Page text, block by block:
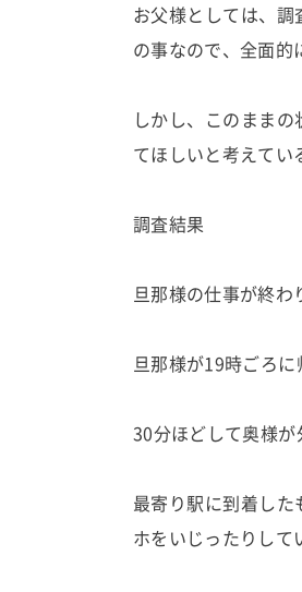
お父様としては、
の事なので、全面的
しかし、このまま
てほしいと考えてい
調査結果
旦那様の仕事が終わ
旦那様が19時ごろに
30分ほどして奥様が
最寄り駅に到着し
ホをいじったりして